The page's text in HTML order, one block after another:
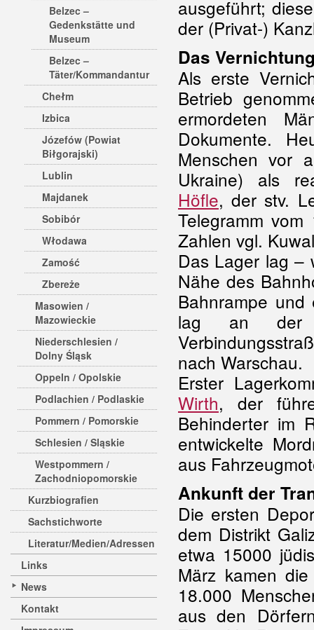
Belzec –
Gedenkstätte und
Museum
Belzec –
Täter/Kommandantur
Chełm
Izbica
Józefów (Powiat
Biłgorajski)
Lublin
Majdanek
Sobibór
Włodawa
Zamość
Zbereże
Masowien /
Mazowieckie
Niederschlesien /
Dolny Śląsk
Oppeln / Opolskie
Podlachien / Podlaskie
Pommern / Pomorskie
Schlesien / Sląskie
Westpommern /
Zachodniopomorskie
Kurzbiografien
Sachstichworte
Literatur/Medien/Adressen
Links
News
Kontakt
ausgeführt;
der (Privat-)
Das
Als erste
Betrieb
ermordeten
Dokumente.
Menschen vor
Ukraine) als
Höfle, der stv.
Telegramm
Zahlen vgl.
Das Lager lag –
Nähe des
Bahnrampe
lag an der
nach Warschau.
Erster
Wirth, der
Behinderter im
entwickelte
aus
Ankunft der
Die ersten
dem Distrikt
etwa 15000
März kamen
18.000
aus den